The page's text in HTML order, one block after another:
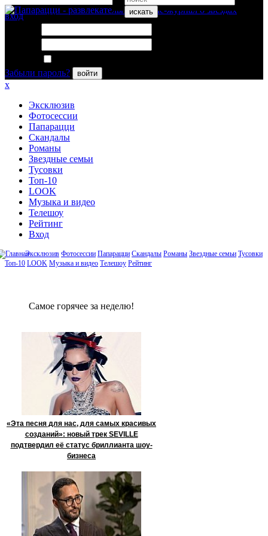
искать
вход
Забыли пароль?
войти
x
Эксклюзив
Фотосессии
Папарацци
Скандалы
Романы
Звездные семьи
Тусовки
Топ-10
LOOK
Музыка и видео
Телешоу
Рейтинг
Вход
Эксклюзив Фотосессии Папарацци Скандалы Романы Звездные семьи Тусовки
Топ-10 LOOK Музыка и видео Телешоу Рейтинг
Сaмое гoрячее за неделю!
«Эта песня для нас, для самых красивых
созданий»: новый трек SEVILLE
подтвердил её статус бриллианта шоу-
бизнеса